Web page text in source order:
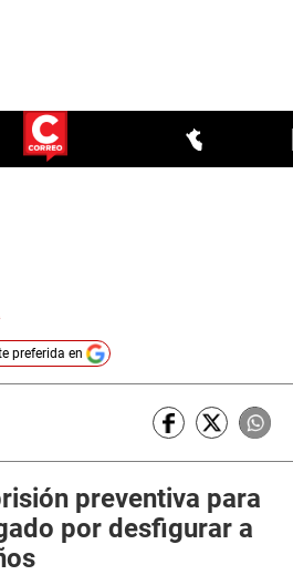
preferida en
preventiva para
por desfigurar a